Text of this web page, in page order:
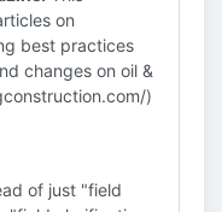
on
best practices
changes on oil &
)
of just "field